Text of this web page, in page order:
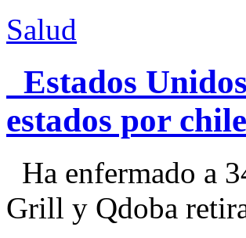
Salud
Estados
estados por
Ha enfermado a
Grill y Qdoba